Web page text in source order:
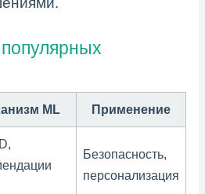
ML Применение
Безопасность,
персонализация